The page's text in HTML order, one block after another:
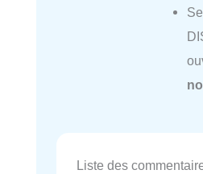
Liste des